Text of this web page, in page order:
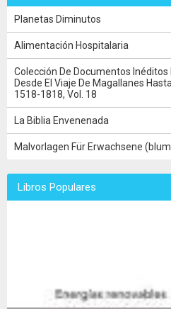
Planetas Diminutos
Alimentación Hospitalaria
Colección De Documentos Inéditos
Desde El Viaje De Magallanes
1518-1818, Vol. 18
La Biblia Envenenada
Malvorlagen Für Erwachsene
Libros Populares